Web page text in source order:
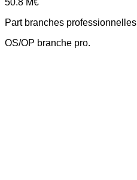
50.8 M€
Part branches professionnelles
OS/OP branche pro.